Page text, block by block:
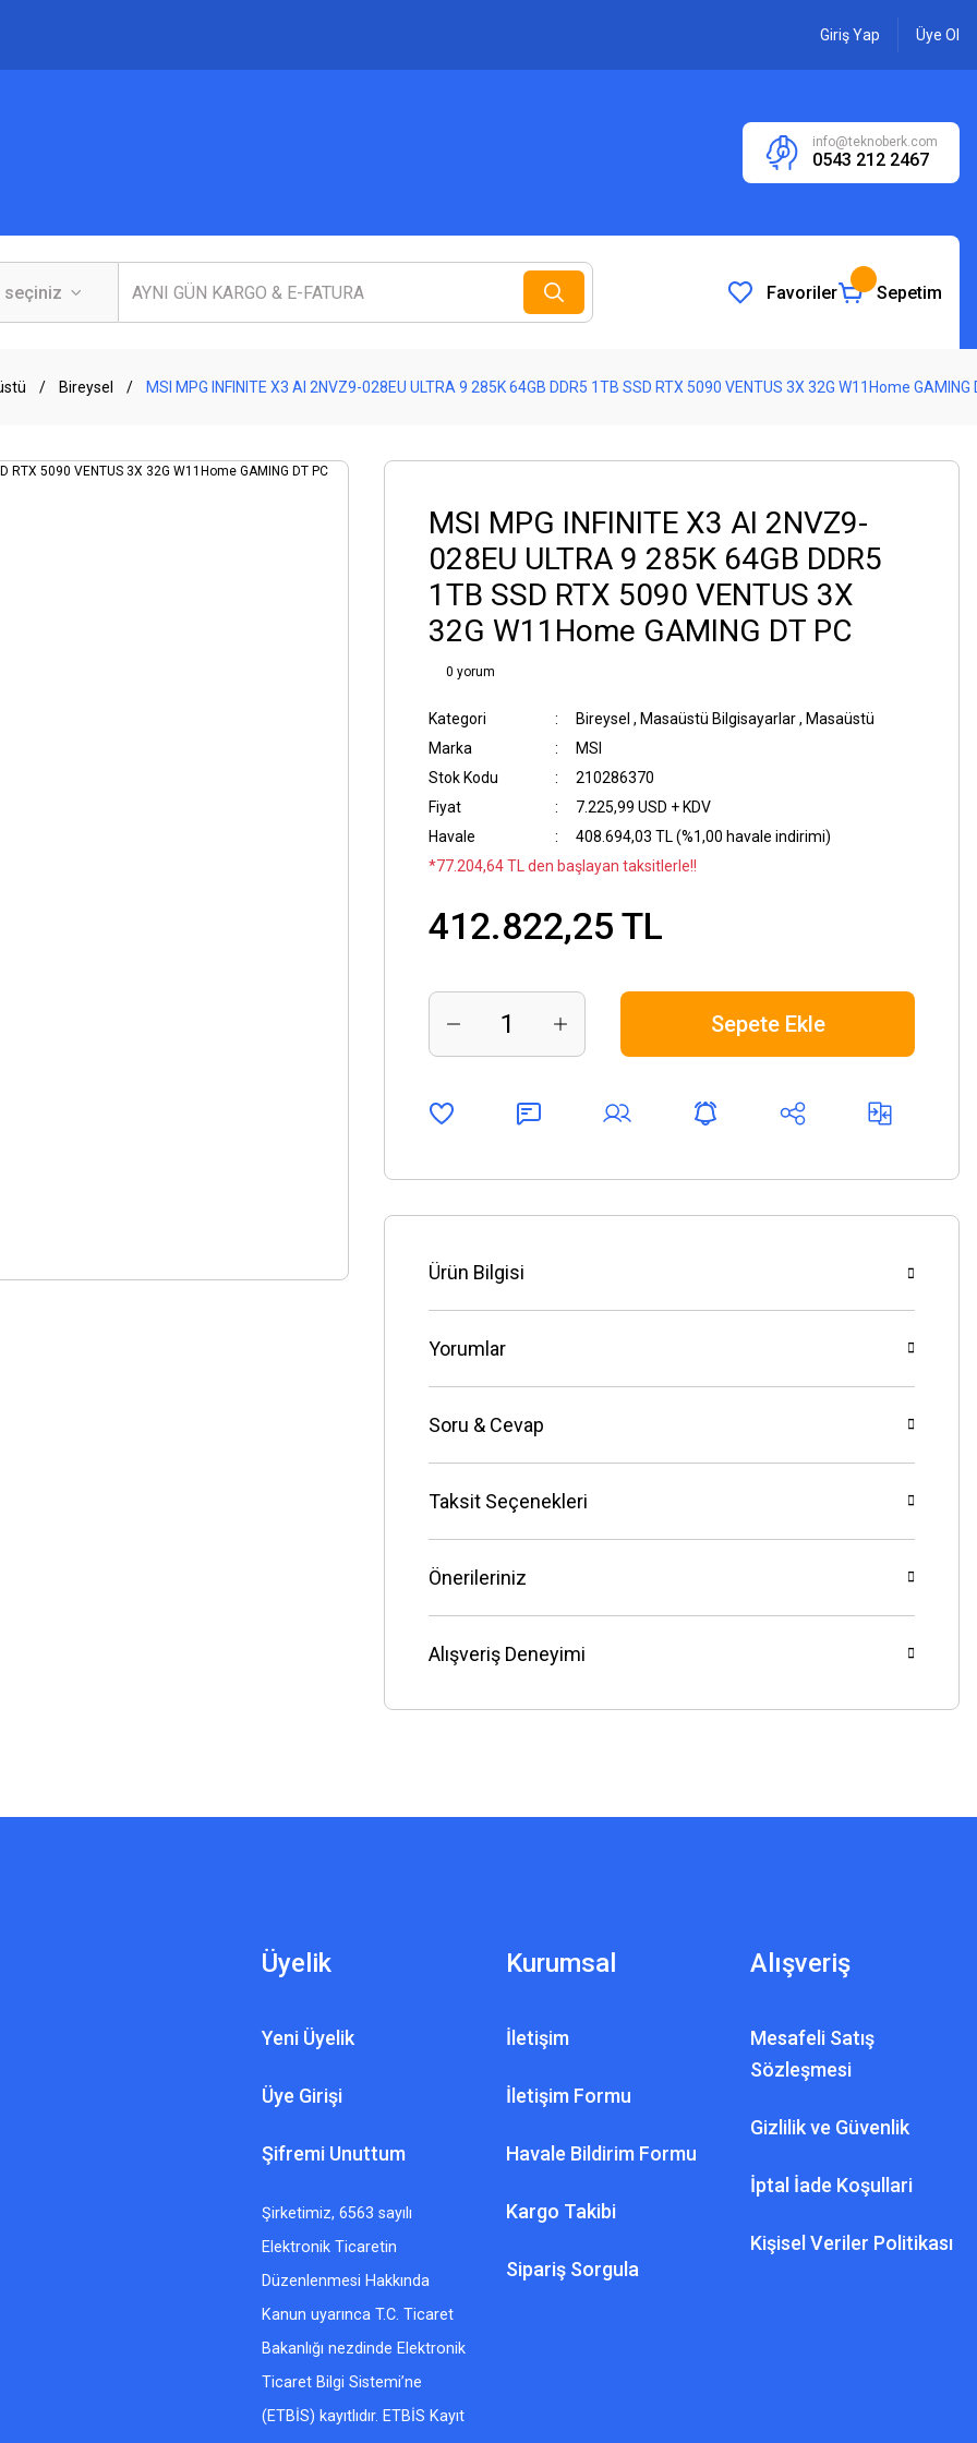
Giriş Yap Üye Ol
info@teknoberk.com
0543 212 2467
Favoriler Sepetim
Bireysel MSI MPG INFINITE X3 AI 2NVZ9-028EU ULTRA 9 285K 64GB DDR5 1TB SSD RTX 5090 VENTUS 3X 32G W11Home GAMING
MSI MPG INFINITE X3 AI 2NVZ9-
028EU ULTRA 9 285K 64GB DDR5
1TB SSD RTX 5090 VENTUS 3X
32G W11Home GAMING DT PC
0 yorum
Kategori Bireysel , Masaüstü Bilgisayarlar, Masaüstü
Marka
MSI
Stok Kodu
210286370
Fiyat
7.225,99 USD + KDV
Havale
408.694,03 TL (%1,00 havale indirimi)
*77.204,64 TL den başlayan taksitlerle!!
412.822,25 TL
Sepete Ekle
Ürün Bilgisi
Yorumlar
Soru & Cevap
Taksit Seçenekleri
Önerileriniz
Alışveriş Deneyimi
Üyelik
Yeni Üyelik
Üye Girişi
Şifremi Unuttum
Şirketimiz, 6563 sayılı
Elektronik Ticaretin
Düzenlenmesi Hakkında
Kanun uyarınca T.C. Ticaret
Bakanlığı nezdinde Elektronik
Ticaret Bilgi Sistemi’ne
(ETBİS) kayıtlıdır. ETBİS Kayıt
Kurumsal
İletişim
İletişim Formu
Havale Bildirim Formu
Kargo Takibi
Sipariş Sorgula
Alışveriş
Mesafeli Satış
Sözleşmesi
Gizlilik ve Güvenlik
İptal İade Koşullari
Kişisel Veriler Politikası